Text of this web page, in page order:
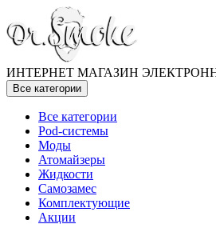
ИНТЕРНЕТ МАГАЗИН
Все категории
Все категории
Pod-системы
Моды
Атомайзеры
Жидкости
Самозамес
Комплектующие
Акции